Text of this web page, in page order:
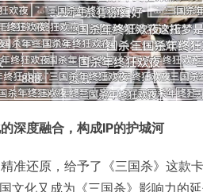
深度融合，构成IP的护城河
准还原，给予了《三国杀》这款
文化又成为《三国杀》影响力的